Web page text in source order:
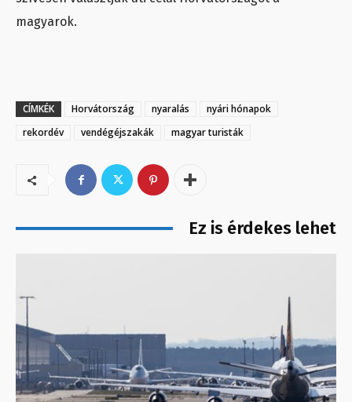
magyarok.
CÍMKÉK Horvátország nyaralás
nyári hónapok
rekordév
vendégéjszakák magyar turisták
Ez is érdekes lehet